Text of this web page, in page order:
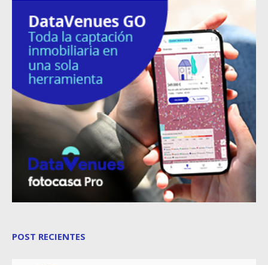
POST RECIENTES